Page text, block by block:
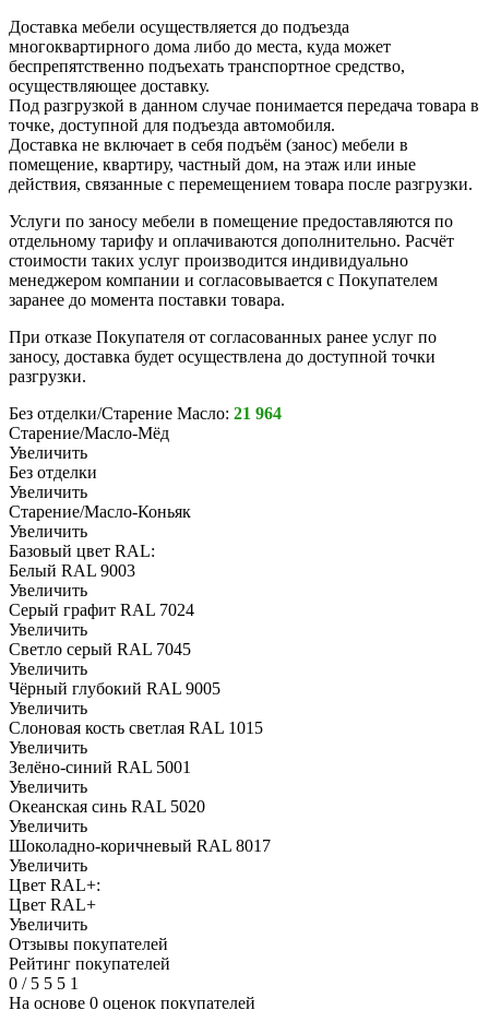
Доставка мебели осуществляется до подъезда
многоквартирного дома либо до места, куда может
беспрепятственно подъехать транспортное средство,
осуществляющее доставку.
Под разгрузкой в данном случае понимается передача товара в
точке, доступной для подъезда автомобиля.
Доставка не включает в себя подъём (занос) мебели в
помещение, квартиру, частный дом, на этаж или иные
действия, связанные с перемещением товара после разгрузки.
Услуги по заносу мебели в помещение предоставляются по
отдельному тарифу и оплачиваются дополнительно. Расчёт
стоимости таких услуг производится индивидуально
менеджером компании и согласовывается с Покупателем
заранее до момента поставки товара.
При отказе Покупателя от согласованных ранее услуг по
заносу, доставка будет осуществлена до доступной точки
разгрузки.
Без отделки/Старение Масло: 21 964
Старение/Масло-Мёд
Увеличить
Без отделки
Увеличить
Старение/Масло-Коньяк
Увеличить
Базовый цвет RAL:
Белый RAL 9003
Увеличить
Серый графит RAL 7024
Увеличить
Светло серый RAL 7045
Увеличить
Чёрный глубокий RAL 9005
Увеличить
Слоновая кость светлая RAL 1015
Увеличить
Зелёно-синий RAL 5001
Увеличить
Океанская синь RAL 5020
Увеличить
Шоколадно-коричневый RAL 8017
Увеличить
Цвет RAL+:
Цвет RAL+
Увеличить
Отзывы покупателей
Рейтинг покупателей
0 /5 5 5 1
На основе 0 оценок покупателей